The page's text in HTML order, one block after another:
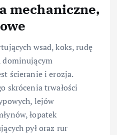
mechaniczne,
wsad, koks, rudę
dominującym
ścieranie i erozja.
skrócenia trwałości
lejów
łopatek
pył oraz rur